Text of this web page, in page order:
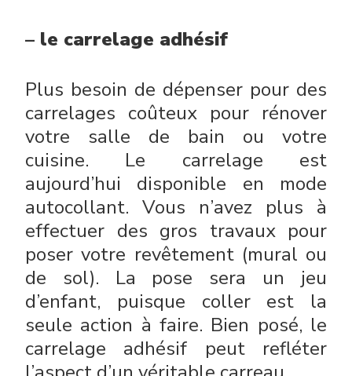
– le carrelage adhésif
Plus besoin de dépenser pour des
carrelages coûteux pour rénover
votre salle de bain ou votre
cuisine. Le carrelage est
aujourd’hui disponible en mode
autocollant. Vous n’avez plus à
effectuer des gros travaux pour
poser votre revêtement (mural ou
de sol). La pose sera un jeu
d’enfant, puisque coller est la
seule action à faire. Bien posé, le
carrelage adhésif peut refléter